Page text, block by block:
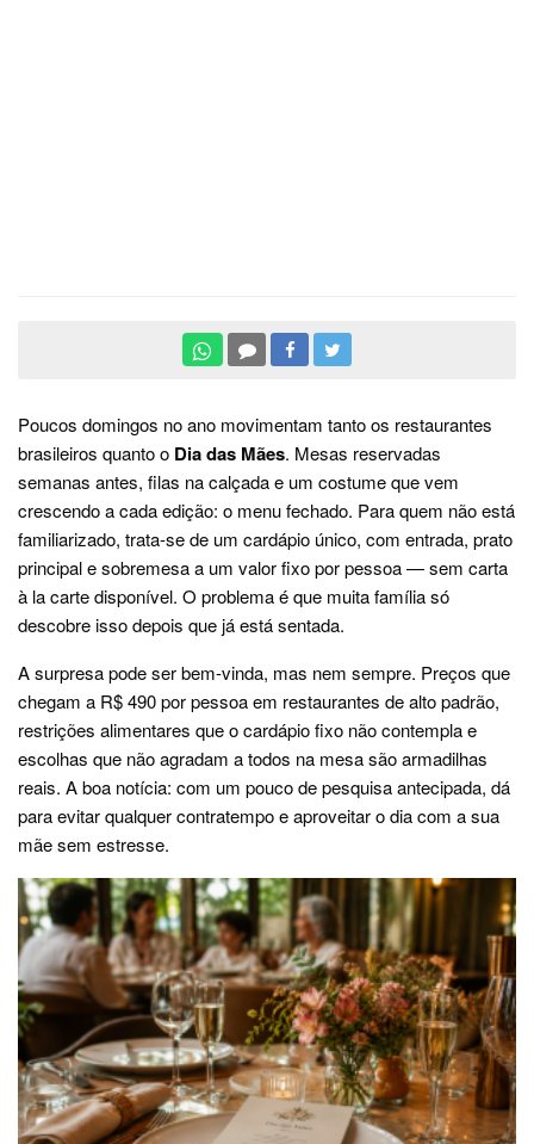
Poucos domingos no ano movimentam tanto os restaurantes
brasileiros quanto o Dia das Mães. Mesas reservadas
semanas antes, filas na calçada e um costume que vem
crescendo a cada edição: o menu fechado. Para quem não está
familiarizado, trata-se de um cardápio único, com entrada, prato
principal e sobremesa a um valor fixo por pessoa — sem carta
à la carte disponível. O problema é que muita família só
descobre isso depois que já está sentada.
A surpresa pode ser bem-vinda, mas nem sempre. Preços que
chegam a R$ 490 por pessoa em restaurantes de alto padrão,
restrições alimentares que o cardápio fixo não contempla e
escolhas que não agradam a todos na mesa são armadilhas
reais. A boa notícia: com um pouco de pesquisa antecipada, dá
para evitar qualquer contratempo e aproveitar o dia com a sua
mãe sem estresse.